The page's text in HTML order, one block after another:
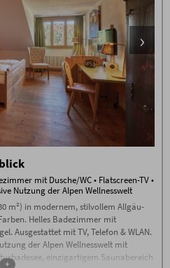
mit Dusche/WC • Flatscreen-TV •
Nutzung der Alpen Wellnesswelt
m²) in modernem, stilvollem Allgäu-
Helles Badezimmer mit
Ausgestattet mit TV, Telefon & WLAN.
der Alpen Wellnesswelt mit
einzigartigem Saunabereich
+